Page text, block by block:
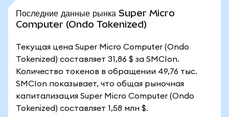
Последние данные рынка Super Micro
Computer (Ondo Tokenized)
Текущая цена Super Micro Computer (Ondo
Tokenized) составляет 31,86 $ за SMCIon.
Количество токенов в обращении 49,76 тыс.
SMCIon показывает, что общая рыночная
капитализация Super Micro Computer (Ondo
Tokenized) составляет 1,58 млн $.